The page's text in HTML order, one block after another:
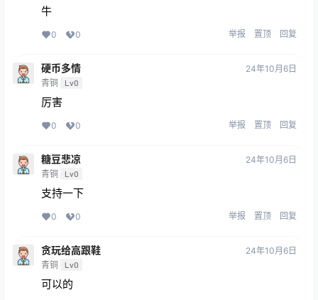
牛
0 0 举报 置顶 回复
硬币多情
青铜 Lv0
24年10月6日
厉害
0 0 举报 置顶 回复
糖豆悲凉
青铜 Lv0
24年10月6日
支持一下
0 0 举报 置顶 回复
贪玩给高跟鞋
青铜 Lv0
24年10月6日
可以的